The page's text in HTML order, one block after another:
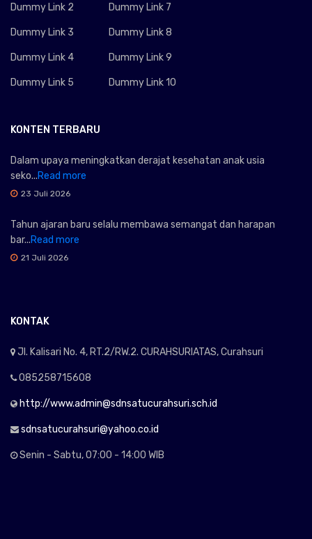
Dummy Link 2
Dummy Link 3
Dummy Link 4
Dummy Link 5
Dummy Link 7
Dummy Link 8
Dummy Link 9
Dummy Link 10
KONTEN TERBARU
Dalam upaya meningkatkan derajat kesehatan anak usia
seko...Read more
23 Juli 2026
Tahun ajaran baru selalu membawa semangat dan harapan
bar...Read more
21 Juli 2026
KONTAK
Jl. Kalisari No. 4, RT.2/RW.2. CURAHSURIATAS, Curahsuri
085258715608
http://www.admin@sdnsatucurahsuri.sch.id
sdnsatucurahsuri@yahoo.co.id
Senin - Sabtu, 07:00 - 14:00 WIB